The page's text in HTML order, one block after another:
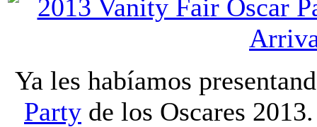
Ya les habíamos
Party de los Oscares